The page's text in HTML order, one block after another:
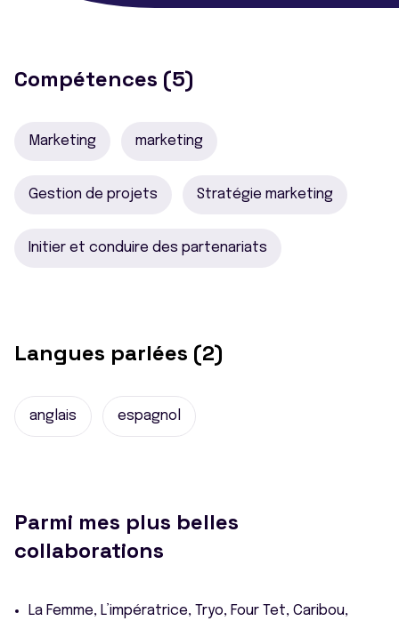
Compétences (5)
Marketing marketing
Gestion de projets Stratégie marketing
Initier et conduire des partenariats
Langues parlées (2)
anglais espagnol
Parmi mes plus belles
collaborations
La Femme, L’impératrice, Tryo, Four Tet, Caribou,